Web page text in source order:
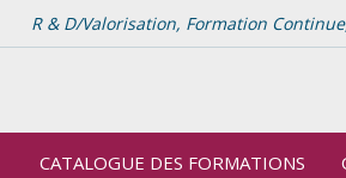
R & D/Valorisation, Formation
CATALOGUE DES FORMATIONS